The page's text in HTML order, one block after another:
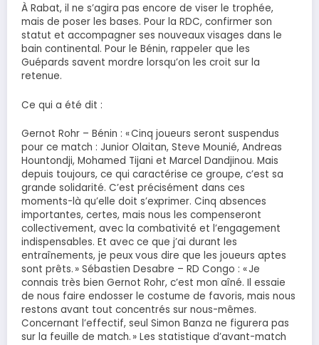
À Rabat, il ne s’agira pas encore de viser le trophée,
mais de poser les bases. Pour la RDC, confirmer son
statut et accompagner ses nouveaux visages dans le
bain continental. Pour le Bénin, rappeler que les
Guépards savent mordre lorsqu’on les croit sur la
retenue.
Ce qui a été dit :
Gernot Rohr – Bénin : « Cinq joueurs seront suspendus
pour ce match : Junior Olaitan, Steve Mounié, Andreas
Hountondji, Mohamed Tijani et Marcel Dandjinou. Mais
depuis toujours, ce qui caractérise ce groupe, c’est sa
grande solidarité. C’est précisément dans ces
moments-là qu’elle doit s’exprimer. Cinq absences
importantes, certes, mais nous les compenseront
collectivement, avec la combativité et l’engagement
indispensables. Et avec ce que j’ai durant les
entraînements, je peux vous dire que les joueurs aptes
sont prêts. » Sébastien Desabre – RD Congo : « Je
connais très bien Gernot Rohr, c’est mon aîné. Il essaie
de nous faire endosser le costume de favoris, mais nous
restons avant tout concentrés sur nous-mêmes.
Concernant l’effectif, seul Simon Banza ne figurera pas
sur la feuille de match. » Les statistique d’avant-match